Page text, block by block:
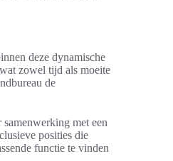
deze dynamische
zowel tijd als moeite
de
met een
posities die
functie te vinden